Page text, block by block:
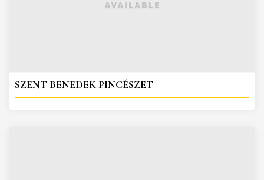
SZENT BENEDEK PINCÉSZET